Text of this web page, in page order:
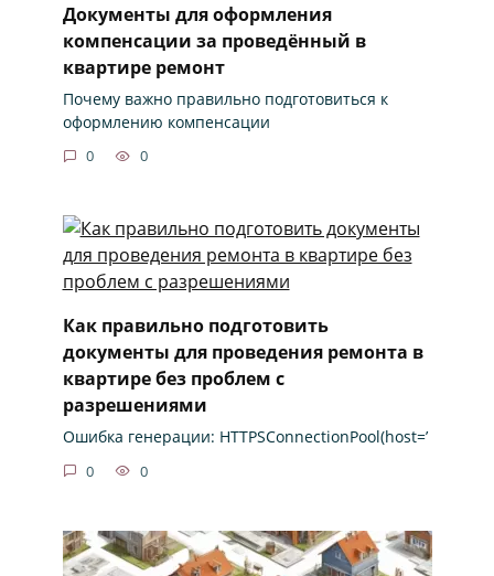
Документы для оформления
компенсации за проведённый в
квартире ремонт
Почему важно правильно подготовиться к
оформлению компенсации
0 0
Как правильно подготовить
документы для проведения ремонта в
квартире без проблем с
разрешениями
Ошибка генерации: HTTPSConnectionPool(host=’
0 0